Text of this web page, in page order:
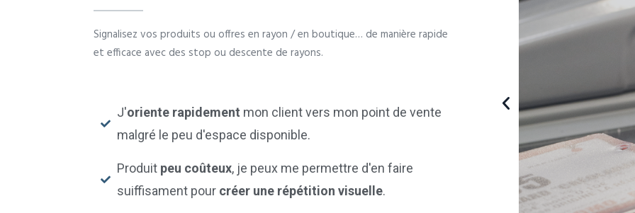
Signalisez vos produits ou offres en rayon / en boutique… de manière rapide
et efficace avec des stop ou descente de rayons.
J'oriente rapidement mon client vers mon point de vente
malgré le peu d'espace disponible.
Produit peu coûteux, je peux me permettre d'en faire
suiffisament pour créer une répétition visuelle.